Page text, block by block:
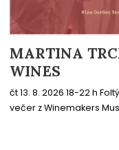
MARTINA
WINES
čt 13. 8. 2026 18-22 h
večer z Winemakers